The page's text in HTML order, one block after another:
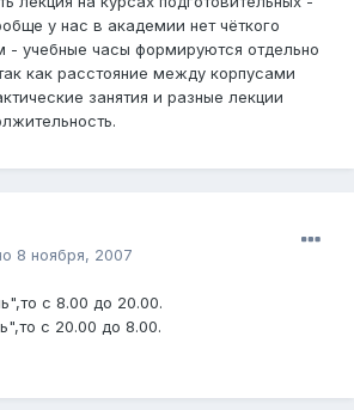
у нас в академии нет чёткого
- учебные часы формируются отдельно
как расстояние между корпусами
занятия и разные лекции
8 ноября, 2007
с 8.00 до 20.00.
с 20.00 до 8.00.